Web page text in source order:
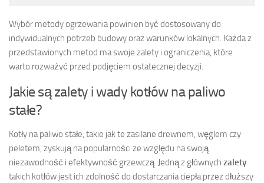
Wybór metody ogrzewania powinien być dostosowany do
indywidualnych potrzeb budowy oraz warunków lokalnych. Każda z
przedstawionych metod ma swoje zalety i ograniczenia, które
warto rozważyć przed podjęciem ostatecznej decyzji.
Jakie są zalety i wady kotłów na paliwo
stałe?
Kotły na paliwo stałe, takie jak te zasilane drewnem, węglem czy
peletem, zyskują na popularności ze względu na swoją
niezawodność i efektywność grzewczą. Jedną z głównych zalety
takich kotłów jest ich zdolność do dostarczania ciepła przez dłuższy